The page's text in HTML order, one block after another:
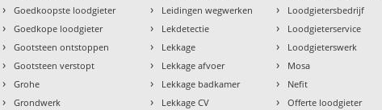
› Goedkoopste loodgieter
› Goedkope loodgieter
› Gootsteen ontstoppen
› Gootsteen verstopt
› Grohe
› Grondwerk
› Leidingen wegwerken
› Lekdetectie
› Lekkage
› Lekkage afvoer
› Lekkage badkamer
› Lekkage CV
› Loodgietersbedrijf
› Loodgieterservice
› Loodgieterswerk
› Mosa
› Nefit
› Offerte loodgieter